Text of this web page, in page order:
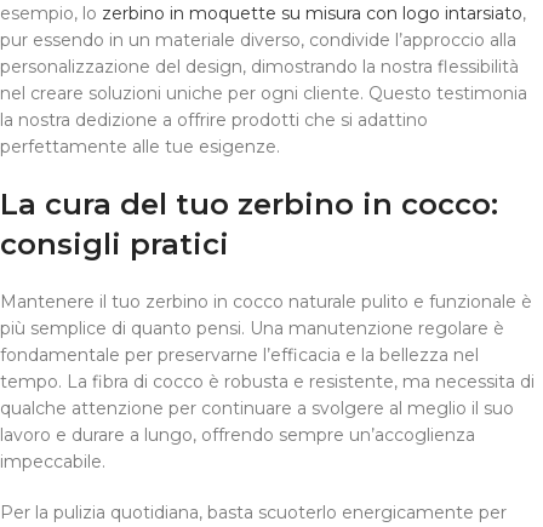
esempio, lo zerbino in moquette su misura con logo intarsiato,
pur essendo in un materiale diverso, condivide l’approccio alla
personalizzazione del design, dimostrando la nostra flessibilità
nel creare soluzioni uniche per ogni cliente. Questo testimonia
la nostra dedizione a offrire prodotti che si adattino
perfettamente alle tue esigenze.
La cura del tuo zerbino in cocco:
consigli pratici
Mantenere il tuo zerbino in cocco naturale pulito e funzionale è
più semplice di quanto pensi. Una manutenzione regolare è
fondamentale per preservarne l’efficacia e la bellezza nel
tempo. La fibra di cocco è robusta e resistente, ma necessita di
qualche attenzione per continuare a svolgere al meglio il suo
lavoro e durare a lungo, offrendo sempre un’accoglienza
impeccabile.
Per la pulizia quotidiana, basta scuoterlo energicamente per